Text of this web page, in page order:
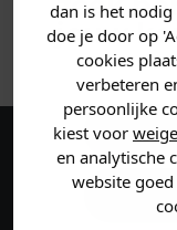
dan is het nodig
doe je door op
cookies
verbeteren
persoonlijke
kiest voor
en analytische
website
ANDERE
Maak een
korting
jouw